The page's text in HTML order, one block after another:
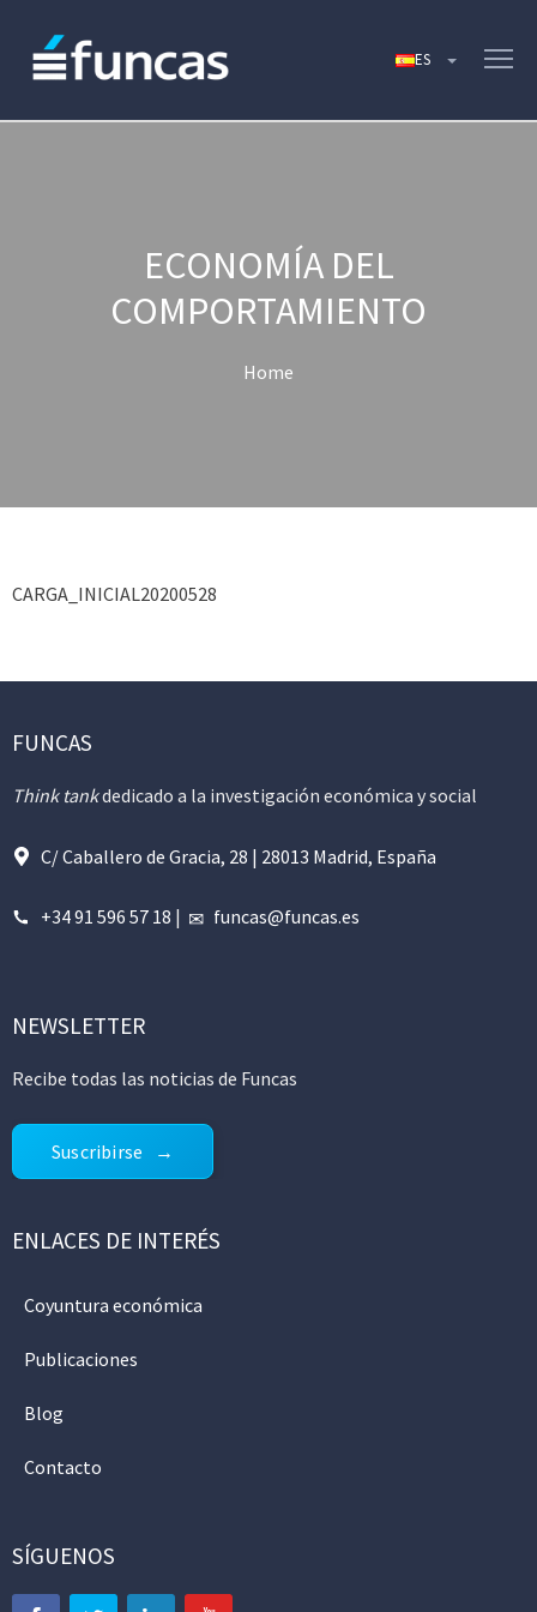
ECONOMÍA DEL
COMPORTAMIENTO
Home
CARGA_INICIAL20200528
FUNCAS
Think tankdedicado a la investigación económica y social
C/ Caballero de Gracia, 28 | 28013 Madrid, España
+34 91 596 57 18 | funcas@funcas.es
NEWSLETTER
Recibe todas las noticias de Funcas
Suscribirse
ENLACES DE INTERÉS
Coyuntura económica
Publicaciones
Blog
Contacto
SÍGUENOS